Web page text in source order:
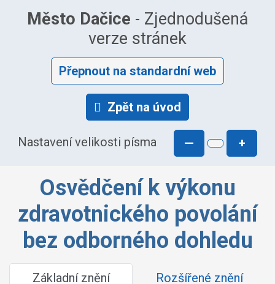
Město Dačice - Zjednodušená
verze stránek
Přepnout na standardní web
Zpět na úvod
Nastavení velikosti písma — +
Osvědčení k výkonu
zdravotnického povolání
bez odborného dohledu
Základní znění
Rozšířené znění